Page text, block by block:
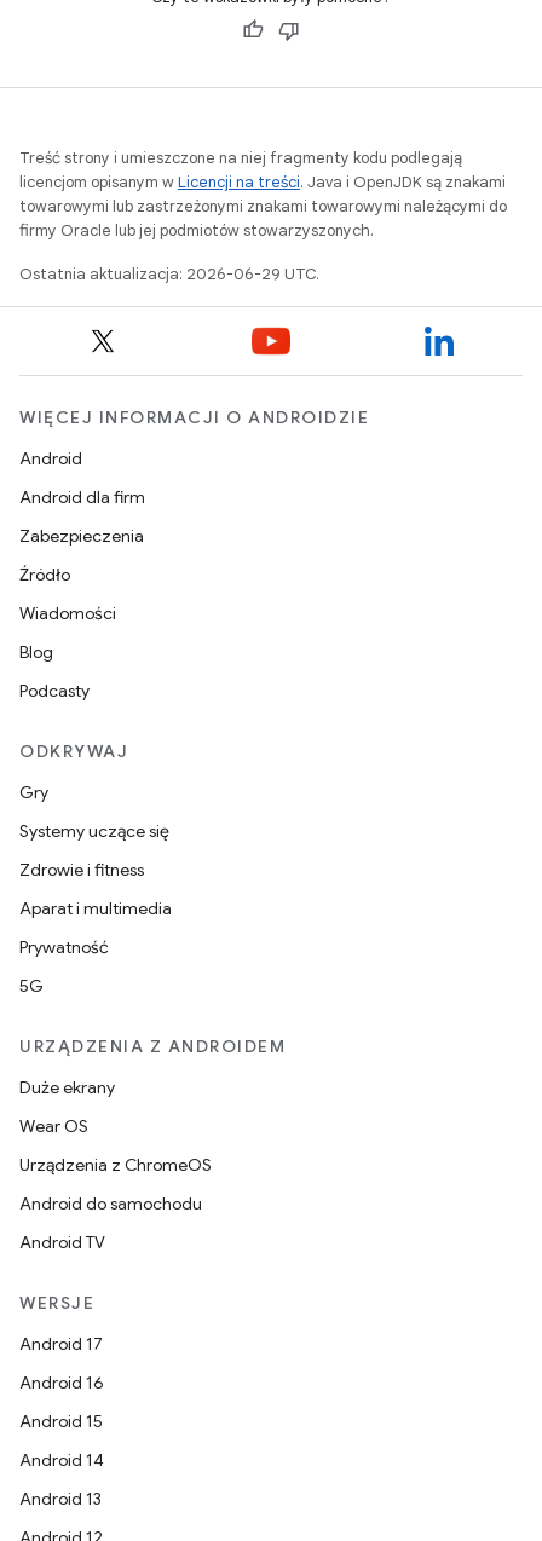
Treść strony i umieszczone na niej fragmenty kodu podlegają
licencjom opisanym wLicencji na treści. Java i OpenJDK są znakami
towarowymi lub zastrzeżonymi znakami towarowymi należącymi do
firmy Oracle lub jej podmiotów stowarzyszonych.
Ostatnia aktualizacja: 2026-06-29 UTC.
WIĘCEJ INFORMACJI O ANDROIDZIE
Android
Android dla firm
Zabezpieczenia
Źródło
Wiadomości
Blog
Podcasty
ODKRYWAJ
Gry
Systemy uczące się
Zdrowie i fitness
Aparat i multimedia
Prywatność
5G
URZĄDZENIA Z ANDROIDEM
Duże ekrany
Wear OS
Urządzenia z ChromeOS
Android do samochodu
Android TV
WERSJE
Android 17
Android 16
Android 15
Android 14
Android 13